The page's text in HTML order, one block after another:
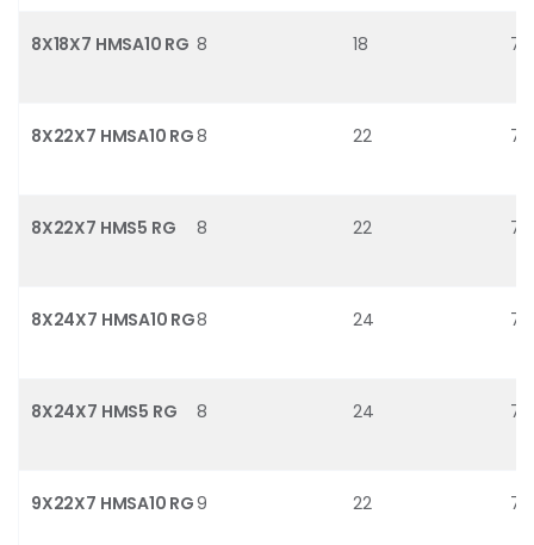
8X18X7 HMSA10 RG 8 18 7
8X22X7 HMSA10 RG8 22 7
8X22X7 HMS5 RG 8 22 7
8X24X7 HMSA10 RG8 24 7
8X24X7 HMS5 RG 8 24 7
9X22X7 HMSA10 RG9 22 7